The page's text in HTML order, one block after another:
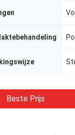
Beste Prijs